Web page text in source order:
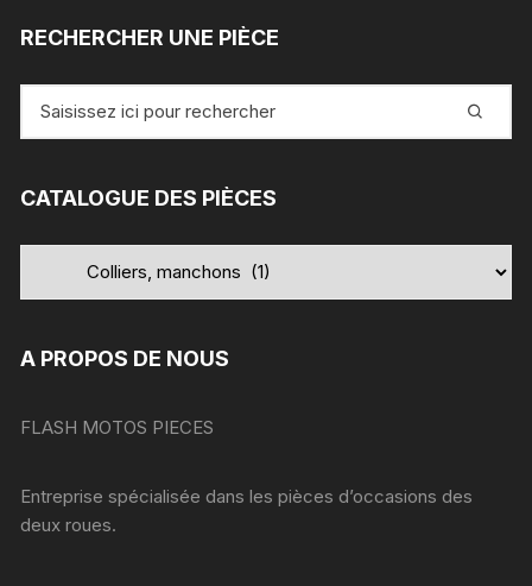
RECHERCHER UNE PIÈCE
pour
CATALOGUE DES PIÈCES
A PROPOS DE NOUS
FLASH MOTOS PIECES
Entreprise spécialisée dans les pièces d’occasions des
deux roues.